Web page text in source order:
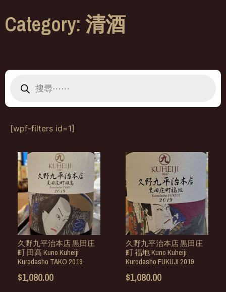
Category: 清酒
[wpf-filters id=1]
久野九平治本店 黒田庄
町 田高 Kuno Kuheiji
Kurodasho TAKO 2019
$1,080.00
久野九平治本店 黒田庄
町 福地 Kuno Kuheiji
Kurodasho FUKUJI 2019
$1,080.00